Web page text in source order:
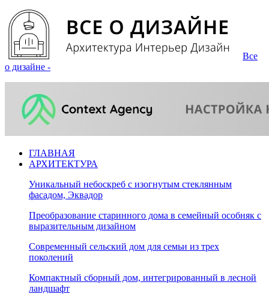
Все
о дизайне -
ГЛАВНАЯ
АРХИТЕКТУРА
Уникальный небоскреб с изогнутым стеклянным
фасадом, Эквадор
Преобразование старинного дома в семейный особняк с
выразительным дизайном
Современный сельский дом для семьи из трех
поколений
Компактный сборный дом, интегрированный в лесной
ландшафт